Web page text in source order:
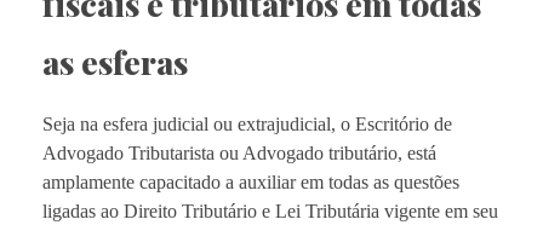
as esferas
Seja na esfera judicial ou extrajudicial, o Escritório de
Advogado Tributarista ou Advogado tributário, está
amplamente capacitado a auxiliar em todas as questões
ligadas ao Direito Tributário e Lei Tributária vigente em seu